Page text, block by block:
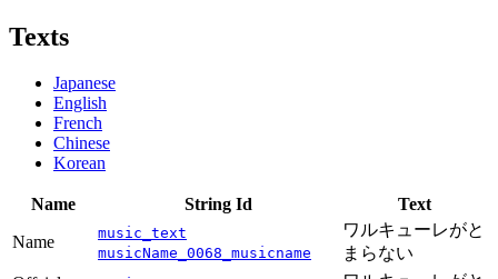
Texts
Japanese
English
French
Chinese
Korean
Name String Id
Text
Name
music_text
musicName_0068_musicname
ワルキューレがと
まらない